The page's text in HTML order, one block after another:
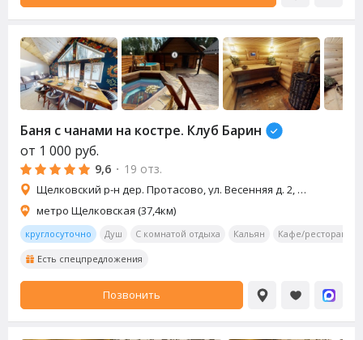
Баня с чанами на костре. Клуб Барин
от 1 000 руб.
9,6 · 19 отз.
Щелковский р-н дер. Протасово, ул. Весенняя д. 2, д. 4
метро Щелковская (37,4км)
круглосуточно Душ С комнатой отдыха Кальян Кафе/ресторан
Есть спецпредложения
Позвонить